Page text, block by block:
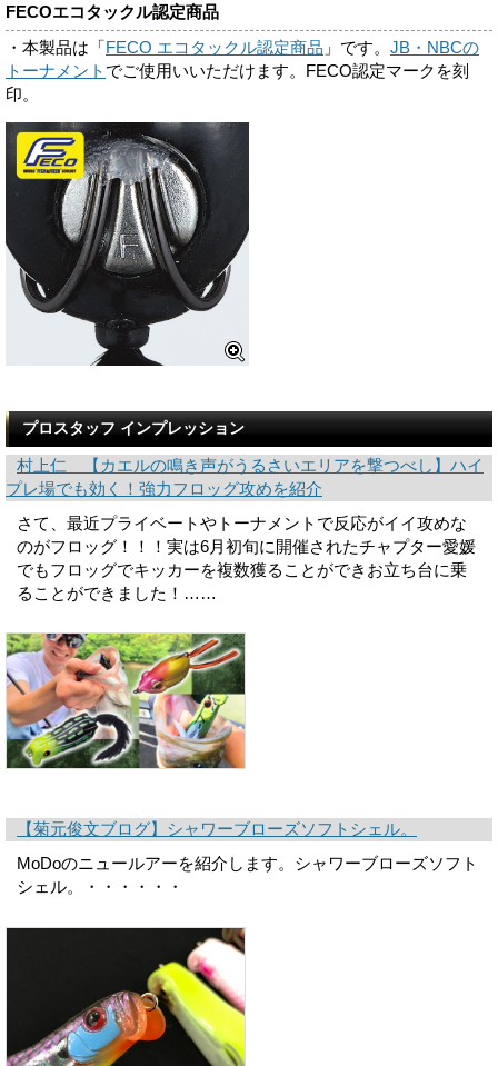
FECOエコタックル認定商品
・本製品は「 FECO エコタックル認定商品 」です。 JB・NBCの
トーナメント でご使用いいただけます。FECO認定マークを刻
印。
プロスタッフ インプレッション
村上仁 【カエルの鳴き声がうるさいエリアを撃つべし】ハイ
プレ場でも効く！強力フロッグ攻めを紹介
さて、最近プライベートやトーナメントで反応がイイ攻めな
のがフロッグ！！！実は6月初旬に開催されたチャプター愛媛
でもフロッグでキッカーを複数獲ることができお立ち台に乗
ることができました！……
【菊元俊文ブログ】シャワーブローズソフトシェル。
MoDoのニュールアーを紹介します。シャワーブローズソフト
シェル。・・・・・・